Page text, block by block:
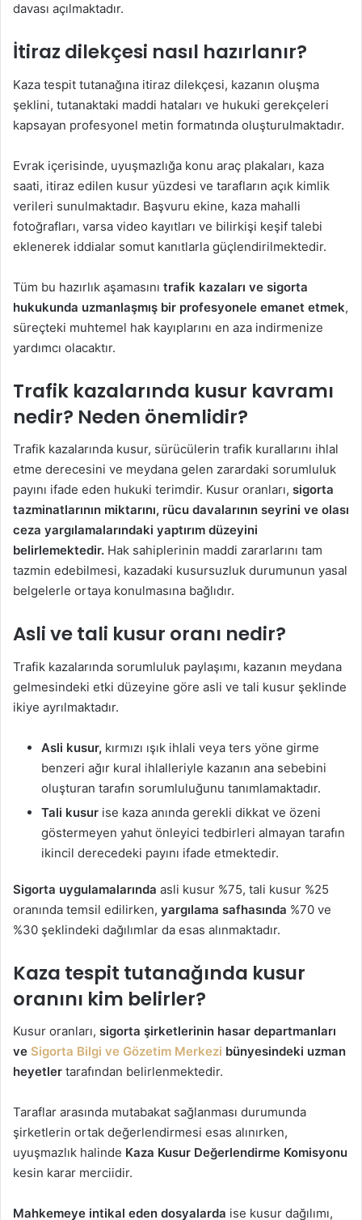
davası açılmaktadır.
İtiraz dilekçesi nasıl hazırlanır?
Kaza tespit tutanağına itiraz dilekçesi, kazanın oluşma
şeklini, tutanaktaki maddi hataları ve hukuki gerekçeleri
kapsayan profesyonel metin formatında oluşturulmaktadır.
Evrak içerisinde, uyuşmazlığa konu araç plakaları, kaza
saati, itiraz edilen kusur yüzdesi ve tarafların açık kimlik
verileri sunulmaktadır. Başvuru ekine, kaza mahalli
fotoğrafları, varsa video kayıtları ve bilirkişi keşif talebi
eklenerek iddialar somut kanıtlarla güçlendirilmektedir.
Tüm bu hazırlık aşamasını trafik kazaları ve sigorta
hukukunda uzmanlaşmış bir profesyonele emanet etmek,
süreçteki muhtemel hak kayıplarını en aza indirmenize
yardımcı olacaktır.
Trafik kazalarında kusur kavramı
nedir? Neden önemlidir?
Trafik kazalarında kusur, sürücülerin trafik kurallarını ihlal
etme derecesini ve meydana gelen zarardaki sorumluluk
payını ifade eden hukuki terimdir. Kusur oranları, sigorta
tazminatlarının miktarını, rücu davalarının seyrini ve olası
ceza yargılamalarındaki yaptırım düzeyini
belirlemektedir. Hak sahiplerinin maddi zararlarını tam
tazmin edebilmesi, kazadaki kusursuzluk durumunun yasal
belgelerle ortaya konulmasına bağlıdır.
Asli ve tali kusur oranı nedir?
Trafik kazalarında sorumluluk paylaşımı, kazanın meydana
gelmesindeki etki düzeyine göre asli ve tali kusur şeklinde
ikiye ayrılmaktadır.
Asli kusur, kırmızı ışık ihlali veya ters yöne girme
benzeri ağır kural ihlalleriyle kazanın ana sebebini
oluşturan tarafın sorumluluğunu tanımlamaktadır.
Tali kusur ise kaza anında gerekli dikkat ve özeni
göstermeyen yahut önleyici tedbirleri almayan tarafın
ikincil derecedeki payını ifade etmektedir.
Sigorta uygulamalarında asli kusur %75, tali kusur %25
oranında temsil edilirken, yargılama safhasında %70 ve
%30 şeklindeki dağılımlar da esas alınmaktadır.
Kaza tespit tutanağında kusur
oranını kim belirler?
Kusur oranları, sigorta şirketlerinin hasar departmanları
ve Sigorta Bilgi ve Gözetim Merkezi bünyesindeki uzman
heyetler tarafından belirlenmektedir.
Taraflar arasında mutabakat sağlanması durumunda
şirketlerin ortak değerlendirmesi esas alınırken,
uyuşmazlık halinde Kaza Kusur Değerlendirme Komisyonu
kesin karar merciidir.
Mahkemeye intikal eden dosyalarda ise kusur dağılımı,